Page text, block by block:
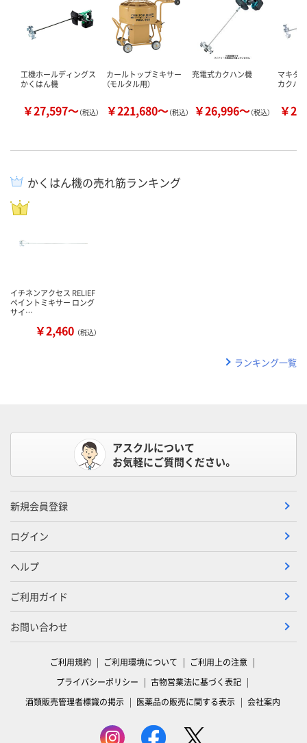
工機ホールディングス
かくはん機
￥27,597～（税込）
カールトップミキサー
（モルタル用）
￥221,680～（税込）
充電式カクハン機
￥26,996～（税込）
マキタ
カクハ
￥
かくはん機の売れ筋ランキング
イチネンアクセス RELIEF
ペイントミキサー ロング
サイ…
￥2,460 （税込）
ランキング一覧
アスクルについて
お気軽にご質問ください。
新規会員登録
ログイン
ヘルプ
ご利用ガイド
お問い合わせ
ご利用規約 ご利用環境について
ご利用上の注意
プライバシーポリシー
古物営業法に基づく表記
酒類販売管理者標識の掲示
医薬品の販売に関する表示 会社案内